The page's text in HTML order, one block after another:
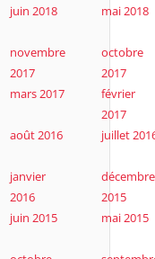
juin 2018 mai 2018
novembre
2017
octobre
2017
mars 2017
février
2017
août 2016 juillet
janvier
2016
décembre
2015
juin 2015 mai 2015